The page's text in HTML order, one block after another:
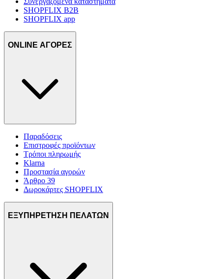
SHOPFLIX B2B
SHOPFLIX app
ONLINE ΑΓΟΡΕΣ
Παραδόσεις
Επιστροφές προϊόντων
Τρόποι πληρωμής
Klarna
Προστασία αγορών
Άρθρο 39
Δωροκάρτες SHOPFLIX
ΕΞΥΠΗΡΕΤΗΣΗ ΠΕΛΑΤΩΝ